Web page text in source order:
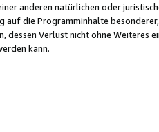
anderen natürlichen oder
auf die Programminhalte
dessen Verlust nicht ohne Weiteres
kann.